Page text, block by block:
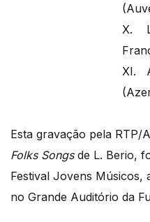
X.
XI.
Esta gravação pela RTP/
Folks Songsde L. Berio,
Festival Jovens Músicos,
no Grande Auditório da